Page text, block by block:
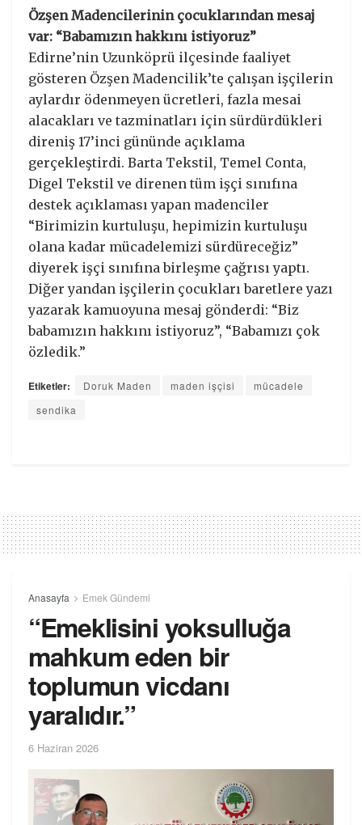
Özşen Madencilerinin çocuklarından mesaj
var: “Babamızın hakkını istiyoruz”
Edirne’nin Uzunköprü ilçesinde faaliyet
gösteren Özşen Madencilik’te çalışan işçilerin
aylardır ödenmeyen ücretleri, fazla mesai
alacakları ve tazminatları için sürdürdükleri
direniş 17’inci gününde açıklama
gerçekleştirdi. Barta Tekstil, Temel Conta,
Digel Tekstil ve direnen tüm işçi sınıfına
destek açıklaması yapan madenciler
“Birimizin kurtuluşu, hepimizin kurtuluşu
olana kadar mücadelemizi sürdüreceğiz”
diyerek işçi sınıfına birleşme çağrısı yaptı.
Diğer yandan işçilerin çocukları baretlere yazı
yazarak kamuoyuna mesaj gönderdi: “Biz
babamızın hakkını istiyoruz”, “Babamızı çok
özledik.”
Etiketler: Doruk Maden maden işçisi
mücadele
sendika
Anasayfa Emek Gündemi
“Emeklisini yoksulluğa
mahkum eden bir
toplumun vicdanı
yaralıdır.”
6 Haziran 2026